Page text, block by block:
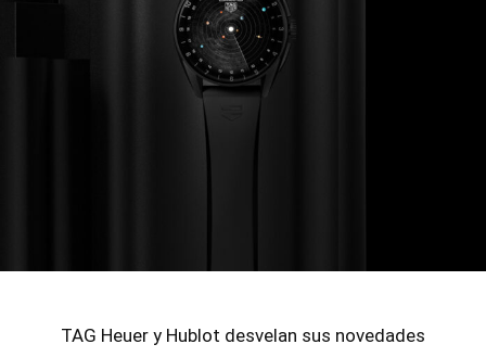
TAG Heuer y Hublot desvelan sus novedades